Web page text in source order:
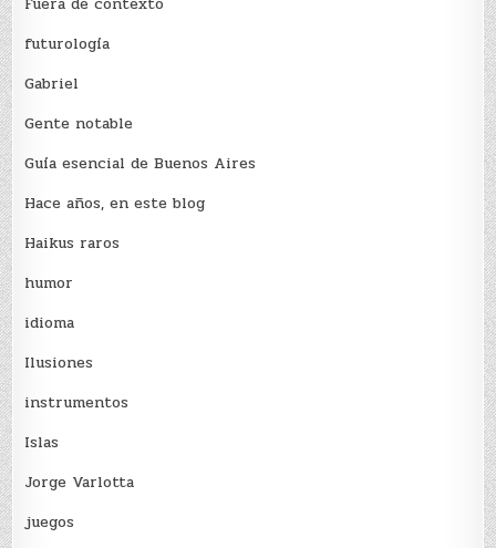
futurología
Gabriel
Gente notable
Guía esencial de Buenos Aires
Hace años, en este blog
Haikus raros
humor
idioma
Ilusiones
instrumentos
Islas
Jorge Varlotta
juegos